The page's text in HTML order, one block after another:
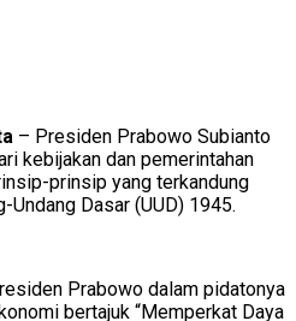
– Presiden Prabowo Subianto
kebijakan dan pemerintahan
prinsip yang terkandung
Undang Dasar (UUD) 1945.
Prabowo dalam pidatonya
bertajuk “Memperkat Daya